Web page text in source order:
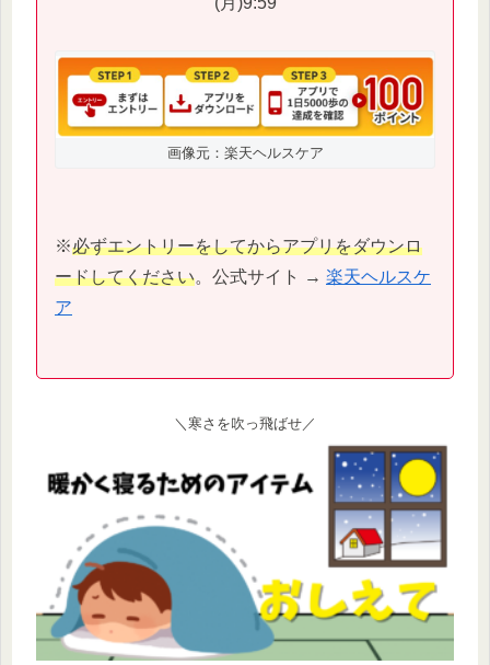
画像元：楽天ヘルスケア
※必ずエントリーをしてからアプリをダウンロ
ードしてください。公式サイト → 楽天ヘルスケ
ア
＼寒さを吹っ飛ばせ／